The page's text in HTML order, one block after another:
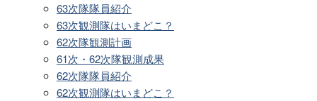
63次隊隊員紹介
63次観測隊はいまどこ？
62次隊観測計画
61次・62次隊観測成果
62次隊隊員紹介
62次観測隊はいまどこ？